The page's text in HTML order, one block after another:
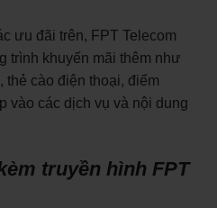
ưu đãi trên, FPT Telecom
trình khuyến mãi thêm như
thẻ cào điện thoại, điểm
vào các dịch vụ và nội dung
truyền hình FPT